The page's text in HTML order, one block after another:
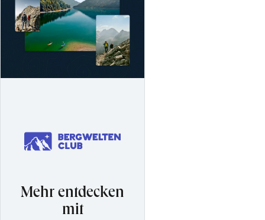
Mehr entdecken
mit